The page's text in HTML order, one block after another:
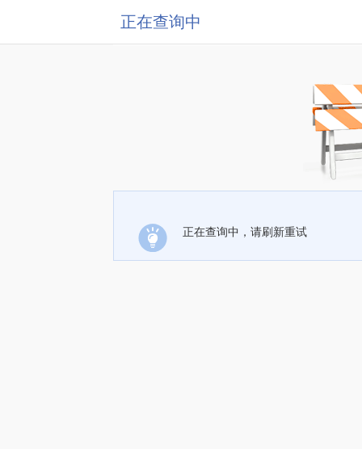
正在查询中
正在查询中，请刷新重试